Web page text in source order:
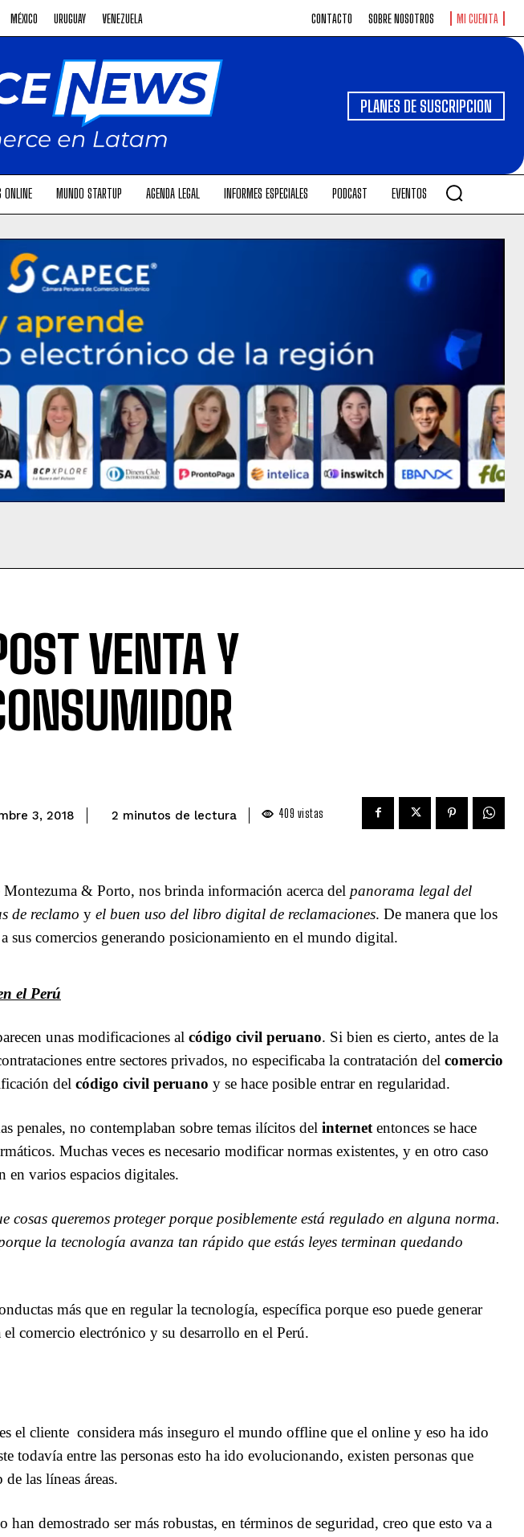
MÉXICO URUGUAY VENEZUELA CONTACTO SOBRE NOSOTROS MI CUENTA
PLANES DE SUSCRIPCION
ONLINE MUNDO STARTUP AGENDA LEGAL INFORMES ESPECIALES PODCAST EVENTOS
VENTA Y
3, 2018 2 minutos de lectura 409 vistas
& Porto, nos brinda información acerca del panorama legal del
de reclamo y el buen uso del libro digital de reclamaciones. De manera que los
sus comercios generando posicionamiento en el mundo digital.
el Perú
unas modificaciones al código civil peruano. Si bien es cierto, antes de la
entre sectores privados, no especificaba la contratación del comercio
del código civil peruano y se hace posible entrar en regularidad.
penales, no contemplaban sobre temas ilícitos del internet entonces se hace
Muchas veces es necesario modificar normas existentes, y en otro caso
en varios espacios digitales.
cosas queremos proteger porque posiblemente está regulado en alguna norma.
la tecnología avanza tan rápido que estás leyes terminan quedando
más que en regular la tecnología, específica porque eso puede generar
comercio electrónico y su desarrollo en el Perú.
el cliente considera más inseguro el mundo offline que el online y eso ha ido
todavía entre las personas esto ha ido evolucionando, existen personas que
las líneas áreas.
demostrado ser más robustas, en términos de seguridad, creo que esto va a